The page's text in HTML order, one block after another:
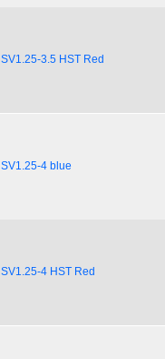
SV1.25-3.5 HST Red
SV1.25-4 blue
SV1.25-4 HST Red